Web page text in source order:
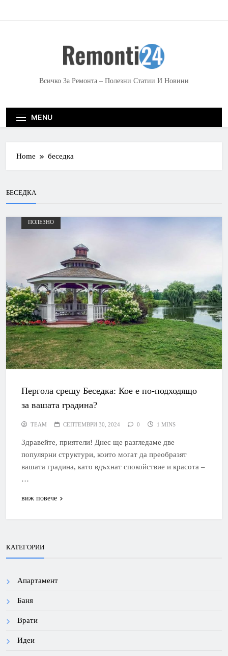
e
Всичко За Ремонта – Полезни Статии И Новини
MENU
Home беседка
БЕСЕДКА
ПОЛЕЗНО
Пергола срещу Беседка: Кое е по-подходящо
за вашата градина?
TEAM СЕПТЕМВРИ 30, 2024 0 1 MINS
Здравейте, приятели! Днес ще разгледаме две
популярни структури, които могат да преобразят
вашата градина, като вдъхнат спокойствие и красота –
…
виж повече
КАТЕГОРИИ
Апартамент
Баня
Врати
Идеи